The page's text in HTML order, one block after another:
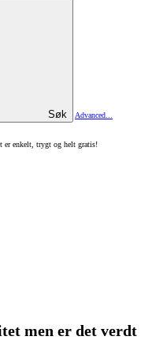
Søk
Advanced...
er enkelt, trygt og helt gratis!
men er det verdt